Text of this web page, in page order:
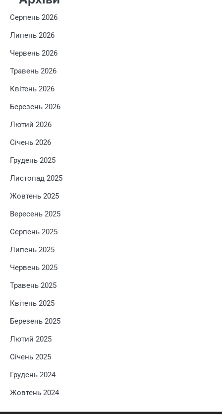
Серпень 2026
Липень 2026
Червень 2026
Травень 2026
Квітень 2026
Березень 2026
Лютий 2026
Січень 2026
Грудень 2025
Листопад 2025
Жовтень 2025
Вересень 2025
Серпень 2025
Липень 2025
Червень 2025
Травень 2025
Квітень 2025
Березень 2025
Лютий 2025
Січень 2025
Грудень 2024
Жовтень 2024